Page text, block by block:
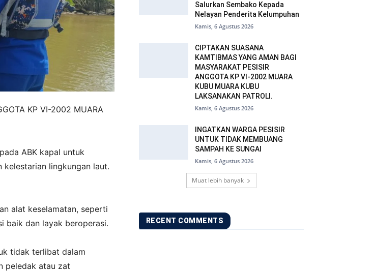
KP VI-2002 MUARA
ABK kapal untuk
kelestarian lingkungan laut.
alat keselamatan, seperti
baik dan layak beroperasi.
tidak terlibat dalam
peledak atau zat
Salurkan Sembako Kepada
Nelayan Penderita Kelumpuhan
Kamis, 6 Agustus 2026
CIPTAKAN SUASANA
KAMTIBMAS YANG AMAN BAGI
MASYARAKAT PESISIR
ANGGOTA KP VI-2002 MUARA
KUBU MUARA KUBU
LAKSANAKAN PATROLI.
Kamis, 6 Agustus 2026
INGATKAN WARGA PESISIR
UNTUK TIDAK MEMBUANG
SAMPAH KE SUNGAI
Kamis, 6 Agustus 2026
Muat lebih banyak
RECENT COMMENTS